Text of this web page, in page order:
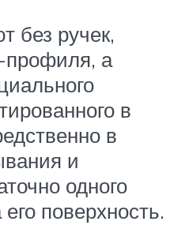
без ручек,
профиля, а
в
в
и
одного
поверхность.